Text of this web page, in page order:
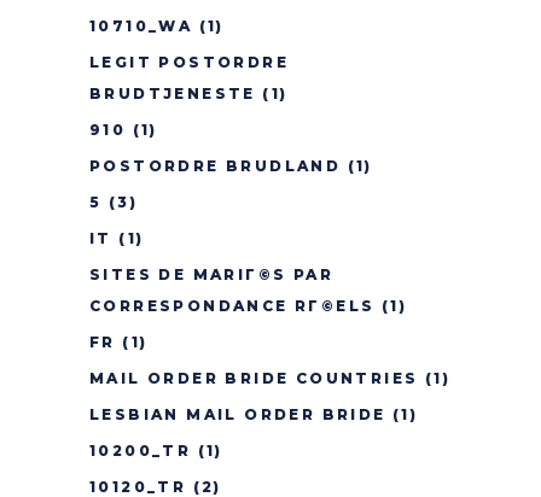
10710_WA (1)
LEGIT POSTORDRE
BRUDTJENESTE (1)
910 (1)
POSTORDRE BRUDLAND (1)
5 (3)
IT
(1)
SITES DE MARIГ©S PAR
CORRESPONDANCE RГ©ELS
(1)
FR (1)
MAIL ORDER BRIDE COUNTRIES
(1)
LESBIAN MAIL ORDER BRIDE (1)
10200_TR (1)
10120_TR (2)